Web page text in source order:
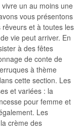
un au moins une
vous présentons
et à toutes les
vie peut arriver. En
à des fêtes
de conte de
à thème
cette section. Les
et variées : la
pour femme et
Les
crème des